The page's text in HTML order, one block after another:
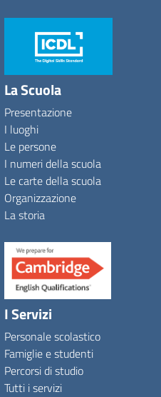
La Scuola
Presentazione
I luoghi
Le persone
I numeri della scuola
Le carte della scuola
Organizzazione
La storia
I Servizi
Personale scolastico
Famiglie e studenti
Percorsi di studio
Tutti i servizi